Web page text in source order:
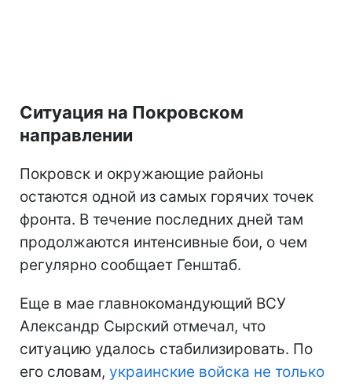
Ситуация на Покровском
направлении
Покровск и окружающие районы
остаются одной из самых горячих точек
фронта. В течение последних дней там
продолжаются интенсивные бои, о чем
регулярно сообщает Генштаб.
Еще в мае главнокомандующий ВСУ
Александр Сырский отмечал, что
ситуацию удалось стабилизировать. По
его словам, украинские войска не только